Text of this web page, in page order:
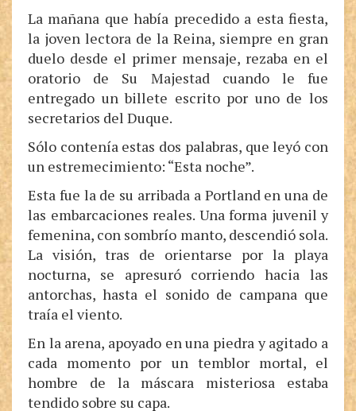
La mañana que había precedido a esta fiesta,
la joven lectora de la Reina, siempre en gran
duelo desde el primer mensaje, rezaba en el
oratorio de Su Majestad cuando le fue
entregado un billete escrito por uno de los
secretarios del Duque.
Sólo contenía estas dos palabras, que leyó con
un estremecimiento: “Esta noche”.
Esta fue la de su arribada a Portland en una de
las embarcaciones reales. Una forma juvenil y
femenina, con sombrío manto, descendió sola.
La visión, tras de orientarse por la playa
nocturna, se apresuró corriendo hacia las
antorchas, hasta el sonido de campana que
traía el viento.
En la arena, apoyado en una piedra y agitado a
cada momento por un temblor mortal, el
hombre de la máscara misteriosa estaba
tendido sobre su capa.